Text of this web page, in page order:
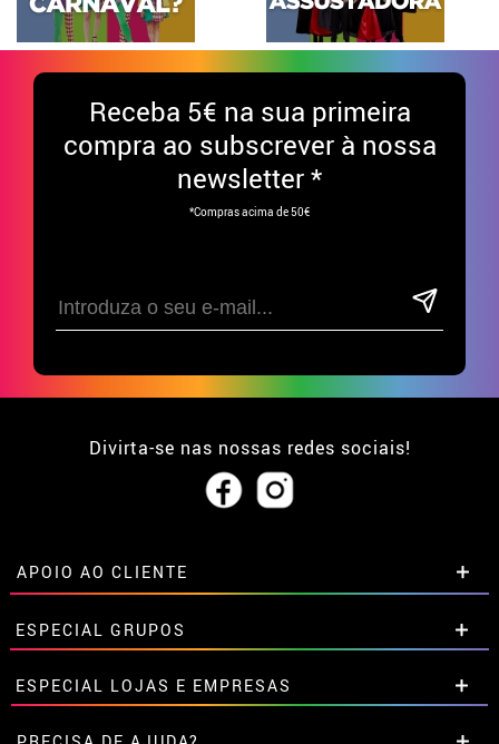
Receba 5€ na sua primeira
compra ao subscrever à nossa
newsletter *
*Compras acima de 50€
Divirta-se nas nossas redes sociais!
APOIO AO CLIENTE
• Sobre nós
• Condições de venda
• Aviso legal ePrivacidade
• Atendimento ao cliente
• Utilização de cookies
ESPECIAL GRUPOS
Descontos especiais para grupos.
Entre em contato connosco aqui
ESPECIAL LOJAS E EMPRESAS